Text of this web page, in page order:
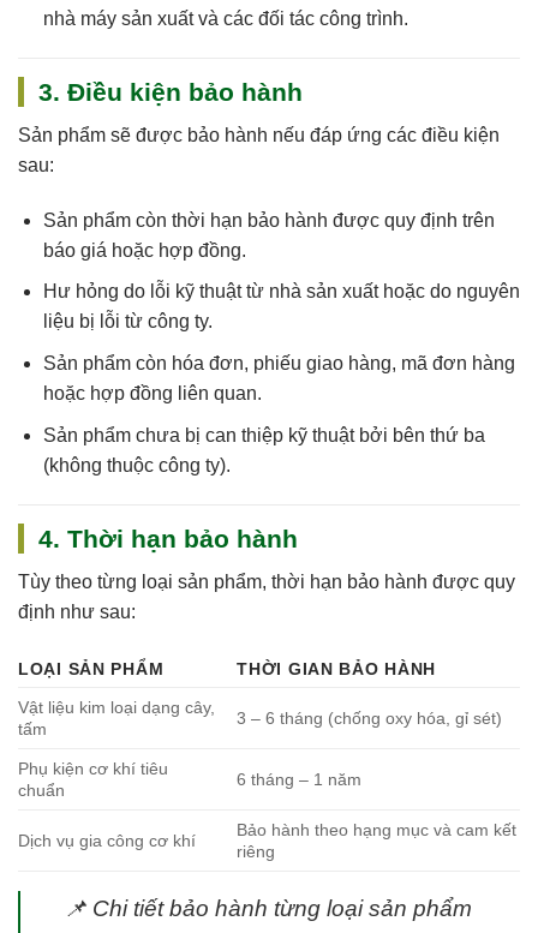
nhà máy sản xuất và các đối tác công trình.
3. Điều kiện bảo hành
Sản phẩm sẽ được bảo hành nếu đáp ứng các điều kiện
sau:
Sản phẩm còn thời hạn bảo hành được quy định trên
báo giá hoặc hợp đồng.
Hư hỏng do lỗi kỹ thuậttừ nhà sản xuất hoặc do nguyên
liệu bị lỗi từ công ty.
Sản phẩm còn hóa đơn, phiếu giao hàng, mã đơn hàng
hoặc hợp đồng liên quan.
Sản phẩm chưa bị can thiệp kỹ thuật bởi bên thứ ba
(không thuộc công ty).
4. Thời hạn bảo hành
Tùy theo từng loại sản phẩm, thời hạn bảo hành được quy
định như sau:
LOẠI SẢN PHẨM
THỜI GIAN BẢO HÀNH
Vật liệu kim loại dạng cây,
tấm
3 – 6 tháng (chống oxy hóa, gỉ sét)
Phụ kiện cơ khí tiêu
chuẩn
6 tháng – 1 năm
Dịch vụ gia công cơ khí
Bảo hành theo hạng mục và cam kết
riêng
📌 Chi tiết bảo hành từng loại sản phẩm